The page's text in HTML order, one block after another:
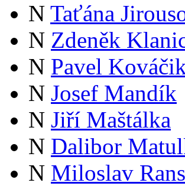
N Taťána
N Zdeněk
N Pavel
N Josef Mandík
N Jiří Maštálka
N Dalibor
N Miloslav